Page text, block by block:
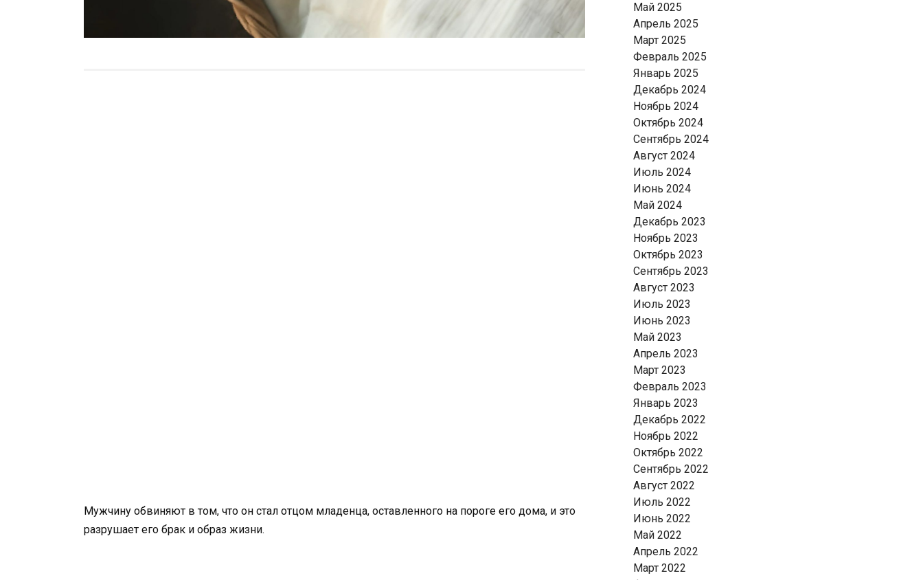
Мужчину обвиняют в том, что он стал отцом младенца, оставленного на пороге его дома, и это
разрушает его брак и образ жизни.
Май 2025
Апрель 2025
Март 2025
Февраль 2025
Январь 2025
Декабрь 2024
Ноябрь 2024
Октябрь 2024
Сентябрь 2024
Август 2024
Июль 2024
Июнь 2024
Май 2024
Декабрь 2023
Ноябрь 2023
Октябрь 2023
Сентябрь 2023
Август 2023
Июль 2023
Июнь 2023
Май 2023
Апрель 2023
Март 2023
Февраль 2023
Январь 2023
Декабрь 2022
Ноябрь 2022
Октябрь 2022
Сентябрь 2022
Август 2022
Июль 2022
Июнь 2022
Май 2022
Апрель 2022
Март 2022